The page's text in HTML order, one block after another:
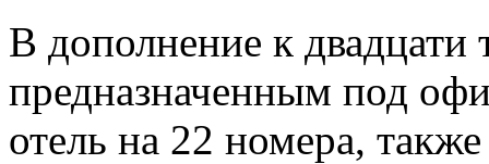
В дополнение к
предназначенным под
отель на 22 номера,